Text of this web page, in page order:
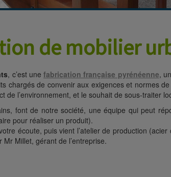
de mobilier
, c’est unefabrication française pyrénéenne,
chargés de convenir aux exigences et normes
de l’environnement, et le souhait de sous-
font de notre société, une équipe qui peut
pour réaliser un produit).
écoute, puis vient l’atelier de production
Millet, gérant de l’entreprise.